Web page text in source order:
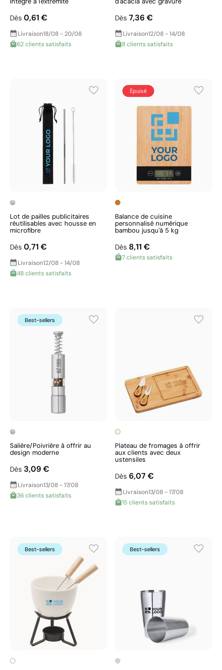
Dès 0,61 €
Livraison18/08 - 20/08
62 clients satisfaits
Dès 7,36 €
Livraison12/08 - 14/08
8 clients satisfaits
Lot de pailles publicitaires
réutilisables avec housse en
microfibre
Dès 0,71 €
Livraison12/08 - 14/08
48 clients satisfaits
Épuisé
Balance de cuisine
personnalisé numérique
bambou jusqu'à 5 kg
Dès 8,11 €
7 clients satisfaits
Best-sellers
Salière/Poivrière à offrir au
design moderne
Dès 3,09 €
Livraison13/08 - 17/08
36 clients satisfaits
Plateau de fromages à offrir
aux clients avec deux
ustensiles
Dès 6,07 €
Livraison13/08 - 17/08
15 clients satisfaits
Best-sellers Best-sellers